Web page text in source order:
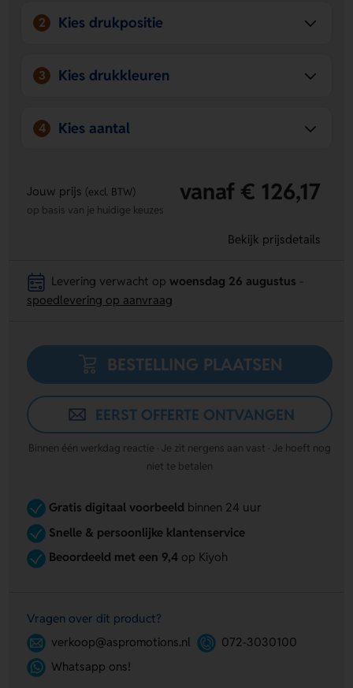
2 Kies drukpositie
3 Kies drukkleuren
4 Kies aantal
Jouw prijs (excl. BTW) vanaf € 126,17
op basis van je huidige keuzes
Bekijk prijsdetails
Levering verwacht op woensdag 26 augustus
spoedlevering op aanvraag
BESTELLING PLAATSEN
EERST OFFERTE ONTVANGEN
Binnen één werkdag reactie · Je zit nergens aan vast · Je hoeft nog
niet te betalen
Gratis digitaal voorbeeld binnen 24 uur
Snelle & persoonlijke klantenservice
Beoordeeld met een 9,4op Kiyoh
Vragen over dit product?
verkoop@aspromotions.nl
072-3030100
Whatsapp ons!